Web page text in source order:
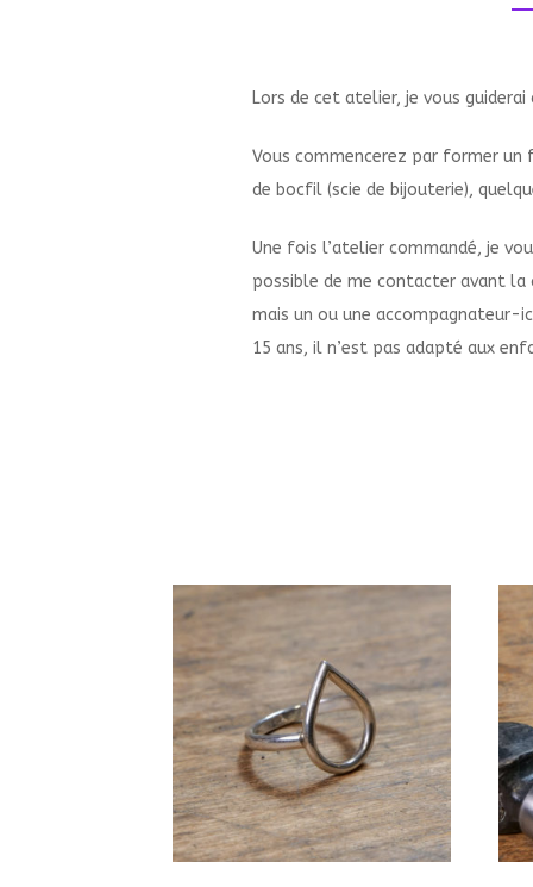
Lors de cet atelier, je vous
Vous commencerez par former
de bocfil (scie de bijouterie),
Une fois l’atelier commandé, je
possible de me contacter avant la
mais un ou une accompagnateur-
15 ans, il n’est pas adapté aux